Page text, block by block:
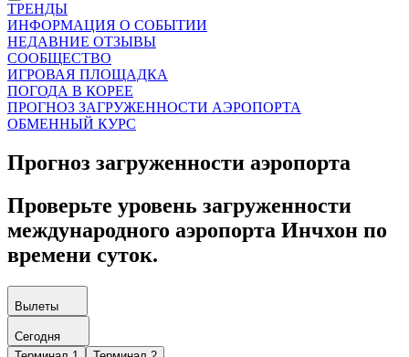
ТРЕНДЫ
ИНФОРМАЦИЯ О СОБЫТИИ
НЕДАВНИЕ ОТЗЫВЫ
СООБЩЕСТВО
ИГРОВАЯ ПЛОЩАДКА
ПОГОДА В КОРЕЕ
ПРОГНОЗ ЗАГРУЖЕННОСТИ АЭРОПОРТА
ОБМЕННЫЙ КУРС
Прогноз загруженности аэропорта
Проверьте уровень загруженности
международного аэропорта Инчхон по
времени суток.
Вылеты
Сегодня